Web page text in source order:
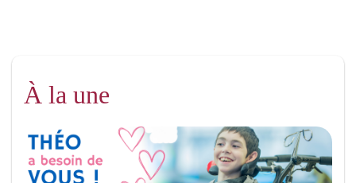
À la une